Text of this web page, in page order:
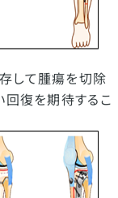
して腫瘍を切除
回復を期待するこ